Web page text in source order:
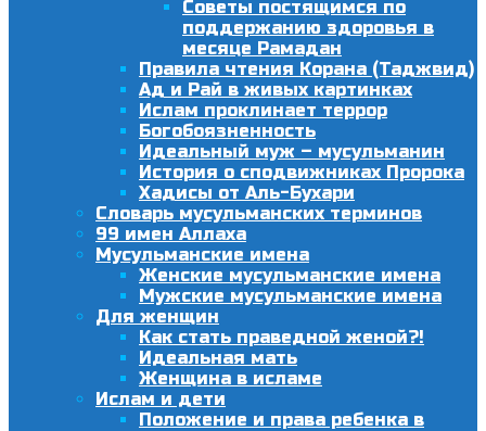
Советы постящимся по
поддержанию здоровья в
месяце Рамадан
Правила чтения Корана (Таджвид)
Ад и Рай в живых картинках
Ислам проклинает террор
Богобоязненность
Идеальный муж – мусульманин
История о сподвижниках Пророка
Хадисы от Аль-Бухари
Словарь мусульманских терминов
99 имен Аллаха
Мусульманские имена
Женские мусульманские имена
Мужские мусульманские имена
Для женщин
Как стать праведной женой?!
Идеальная мать
Женщина в исламе
Ислам и дети
Положение и права ребенка в